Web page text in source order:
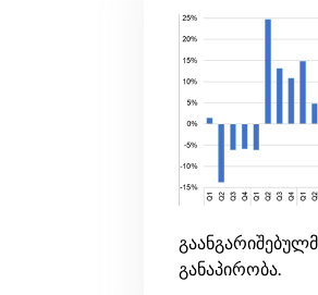
განაპირობა.